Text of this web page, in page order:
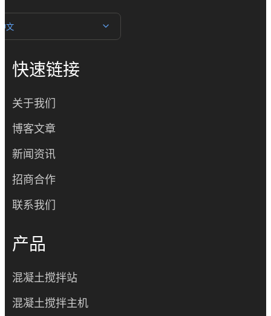
文
快速链接
关于我们
博客文章
新闻资讯
招商合作
联系我们
产品
混凝土搅拌站
混凝土搅拌主机